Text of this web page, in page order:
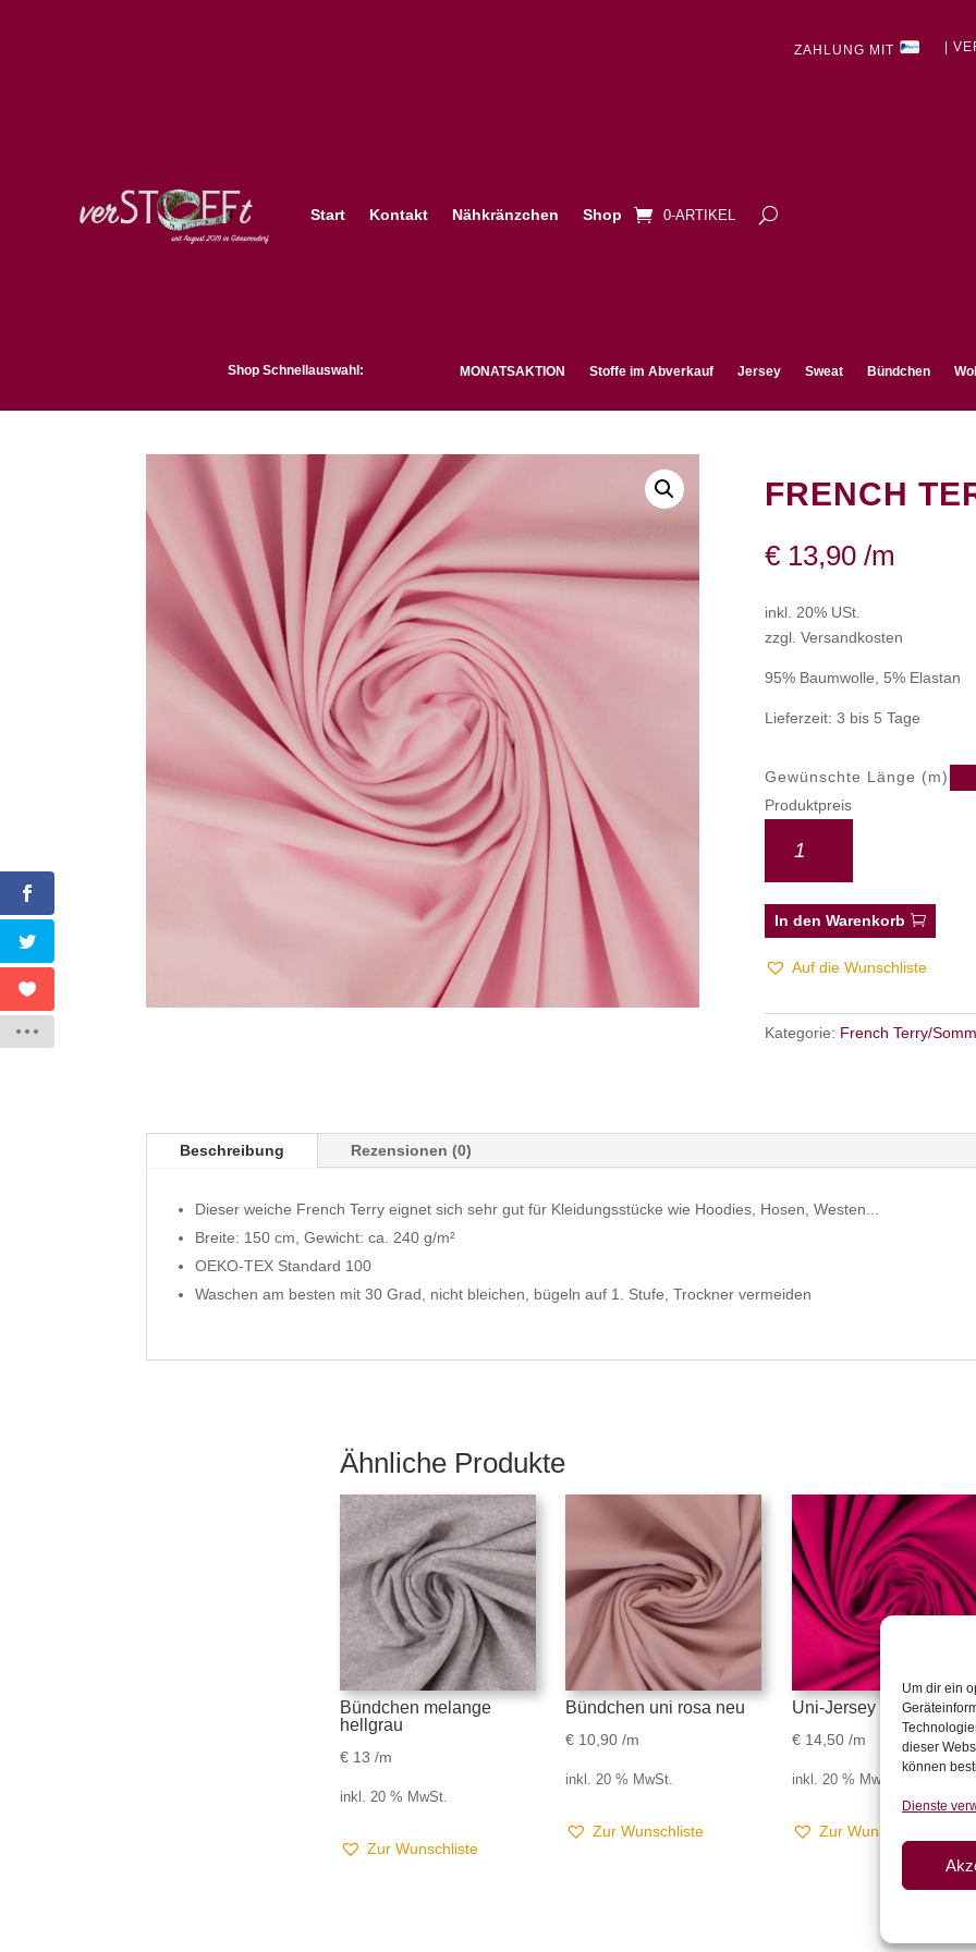
Um dir ein
dieser
können
Dienste
ZAHLUNG MIT |
Start Kontakt Nähkränzchen Shop 0-ARTIKEL
Shop Schnellauswahl: MONATSAKTION Stoffe im Abverkauf Jersey Sweat Bündchen
FRENCH
€13,90/m
inkl. 20% USt.
zzgl. Versandkosten
95% Baumwolle, 5% Elastan
Lieferzeit: 3 bis 5 Tage
Gewünschte Länge (m)
Produktpreis
In den Warenkorb
Auf die Wunschliste
Kategorie: French Terry/
Beschreibung Rezensionen (0)
Dieser weiche French Terry eignet sich sehr gut für Kleidungsstücke wie Hoodies, Hosen, Westen...
Breite: 150 cm, Gewicht: ca. 240 g/m²
OEKO-TEX Standard 100
Waschen am besten mit 30 Grad, nicht bleichen, bügeln auf 1. Stufe, Trockner vermeiden
Ähnliche Produkte
Bündchen melange
hellgrau
€13 /m
inkl. 20 % MwSt.
Zur Wunschliste
Bündchen uni rosa neu
€ 10,90 /m
inkl. 20 % MwSt.
Zur Wunschliste
Uni-Jersey pink
€14,50/m
inkl. 20 % MwSt.
Zur Wunschliste